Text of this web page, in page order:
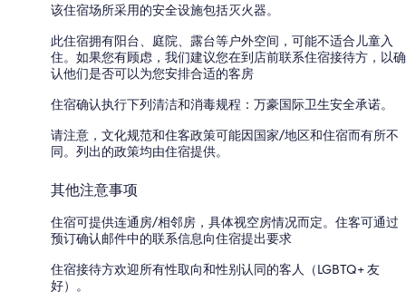
该住宿场所采用的安全设施包括灭火器。
此住宿拥有阳台、庭院、露台等户外空间，可能不适合儿童入
住。如果您有顾虑，我们建议您在到店前联系住宿接待方，以确
认他们是否可以为您安排合适的客房
住宿确认执行下列清洁和消毒规程：万豪国际卫生安全承诺。
请注意，文化规范和住客政策可能因国家/地区和住宿而有所不
同。列出的政策均由住宿提供。
其他注意事项
住宿可提供连通房/相邻房，具体视空房情况而定。住客可通过
预订确认邮件中的联系信息向住宿提出要求
住宿接待方欢迎所有性取向和性别认同的客人（LGBTQ+ 友
好）。